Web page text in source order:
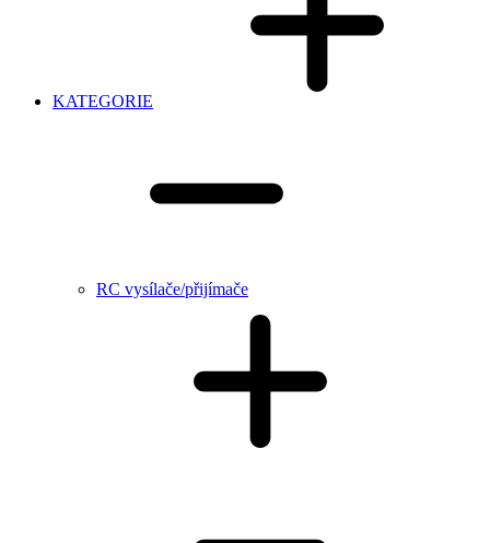
KATEGORIE
RC vysílače/přijímače